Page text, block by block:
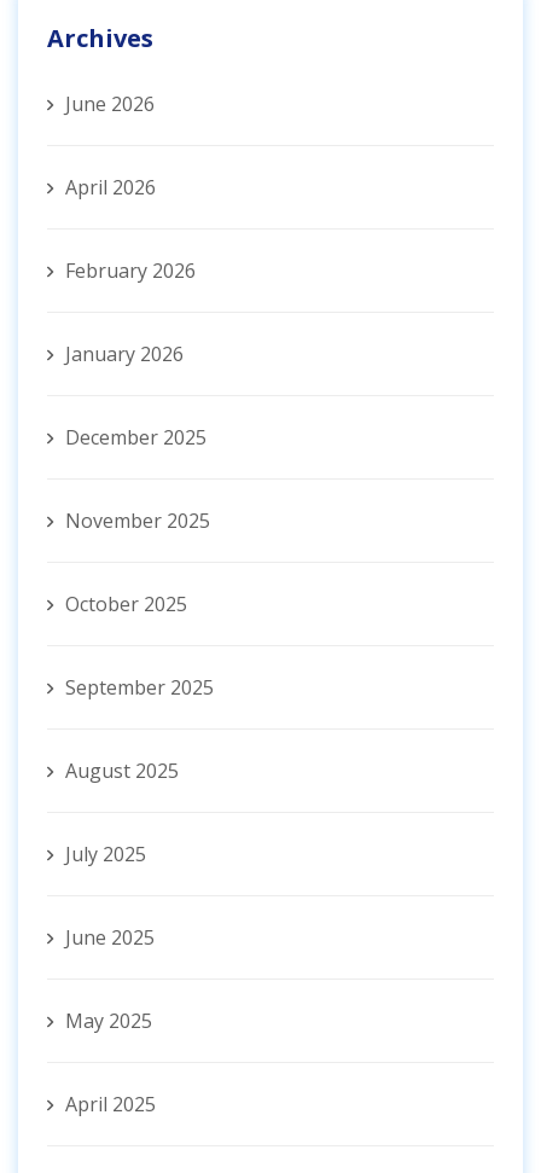
Archives
June 2026
April 2026
February 2026
January 2026
December 2025
November 2025
October 2025
September 2025
August 2025
July 2025
June 2025
May 2025
April 2025